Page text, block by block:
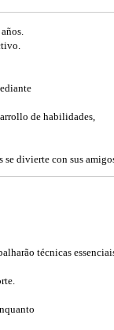
de habilidades,
se divierte con sus
técnicas